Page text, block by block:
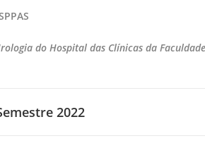
do Hospital das Clínicas da
2022